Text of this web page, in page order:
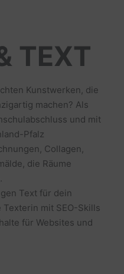
TEXT
Kunstwerken, die
machen? Als
und mit
Pfalz
Collagen,
die Räume
Text für dein
mit SEO-Skills
für Websites und